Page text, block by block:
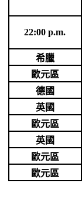
22:00 p.m.
希臘
歐元區
德國
英國
歐元區
英國
歐元區
歐元區